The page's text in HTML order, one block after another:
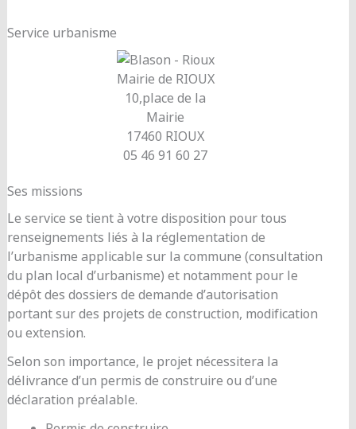
Service urbanisme
Mairie de RIOUX
10,place de la
Mairie
17460 RIOUX
05 46 91 60 27
Ses missions
Le service se tient à votre disposition pour tous
renseignements liés à la réglementation de
l’urbanisme applicable sur la commune (consultation
du plan local d’urbanisme) et notamment pour le
dépôt des dossiers de demande d’autorisation
portant sur des projets de construction, modification
ou extension.
Selon son importance, le projet nécessitera la
délivrance d’un permis de construire ou d’une
déclaration préalable.